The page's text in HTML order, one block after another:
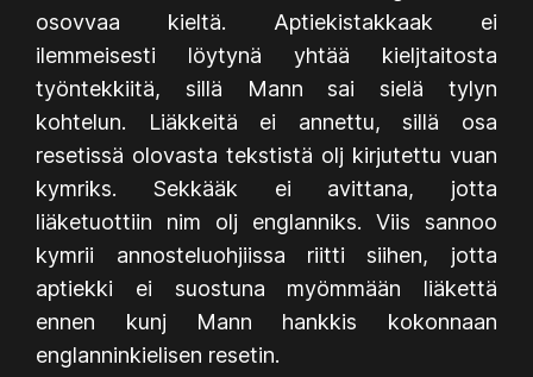
osovvaa kieltä. Aptiekistakkaak ei
ilemmeisesti löytynä yhtää kieljtaitosta
työntekkiitä, sillä Mann sai sielä tylyn
kohtelun. Liäkkeitä ei annettu, sillä osa
resetissä olovasta tekstistä olj kirjutettu vuan
kymriks. Sekkääk ei avittana, jotta
liäketuottiin nim olj englanniks. Viis sannoo
kymrii annosteluohjiissa riitti siihen, jotta
aptiekki ei suostuna myömmään liäkettä
ennen kunj Mann hankkis kokonnaan
englanninkielisen resetin.